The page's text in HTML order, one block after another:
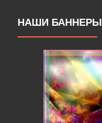
НАШИ БАННЕРЫ